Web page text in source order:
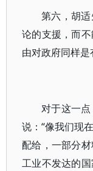
第六，胡
论的支援，而
由对政府同样是
对于这一
说：“像我们现
配给，一部分
工业不发达的